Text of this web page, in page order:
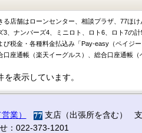
る店舗はローンセンター、相談プラザ、77ほけ
3、ナンバーズ4、ミニロト、ロト6、ロト7の計
び税金・各種料金払込み「Pay-easy（ペイジ
口座通帳（楽天イーグルス）、総合口座通帳
を表示しています。
業）
支店（出張所を含む）
：022-373-1201